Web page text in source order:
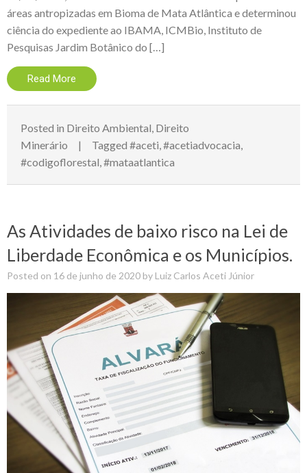
áreas antropizadas em Bioma de Mata Atlântica e determinou
ciência do expediente ao IBAMA, ICMBio, Instituto de
Pesquisas Jardim Botânico do […]
Read More
Posted in Direito Ambiental, Direito
Minerário
Tagged #aceti,#acetiadvocacia,
#codigoflorestal,#mataatlantica
As Atividades de baixo risco na Lei de
Liberdade Econômica e os Municípios.
Posted on 16 de junho de 2020 by Luiz Carlos Aceti Júnior